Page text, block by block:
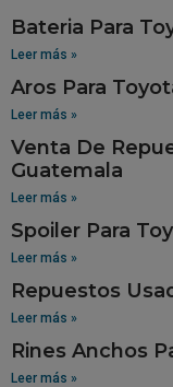
Bateria Para
Leer más »
Aros Para
Leer más »
Venta De
Guatemala
Leer más »
Spoiler Para
Leer más »
Repuestos
Leer más »
Rines Anchos
Leer más »